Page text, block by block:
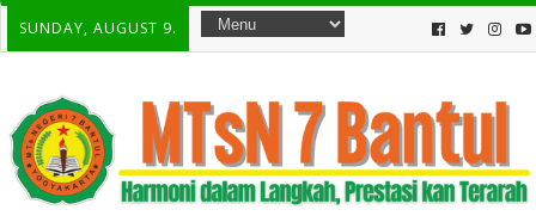
SUNDAY, AUGUST 9.